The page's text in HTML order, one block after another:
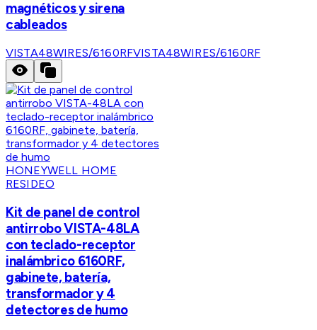
magnéticos y sirena
cableados
VISTA48WIRES/6160RFVISTA48WIRES/6160RF
HONEYWELL HOME
RESIDEO
Kit de panel de control
antirrobo VISTA-48LA
con teclado-receptor
inalámbrico 6160RF,
gabinete, batería,
transformador y 4
detectores de humo